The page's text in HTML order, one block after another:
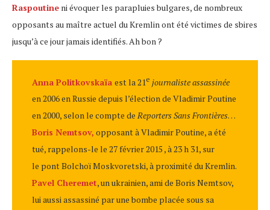
Raspoutine ni évoquer les parapluies bulgares, de nombreux
opposants au maître actuel du Kremlin ont été victimes de sbires
jusqu’à ce jour jamais identifiés. Ah bon ?
Anna Politkovskaïaest la 21 e journaliste assassinée
en 2006 en Russie depuis l’élection de Vladimir Poutine
en 2000, selon le compte deReporters Sans Frontières…
Boris Nemtsov, opposant à Vladimir Poutine, a été
tué, rappelons-le le 27 février 2015 , à 23 h 31, sur
le pont Bolchoï Moskvoretski, à proximité du Kremlin.
Pavel Cheremet, un ukrainien, ami de Boris Nemtsov,
lui aussi assassiné par une bombe placée sous sa